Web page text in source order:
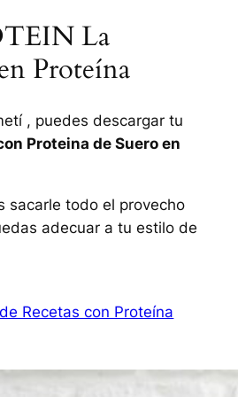
La
Proteína
, puedes descargar tu
Proteina de Suero en
sacarle todo el provecho
adecuar a tu estilo de
Recetas con Proteína